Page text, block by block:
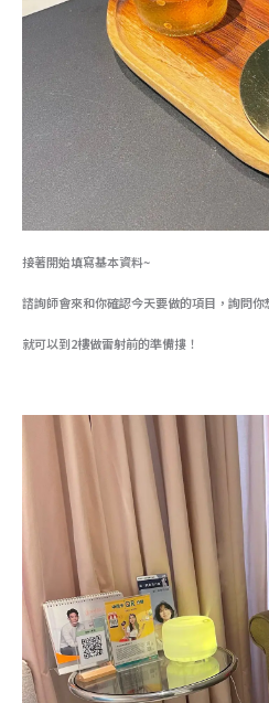
接著開始填寫基本資料~
諮詢師會來和你確認今天要做的項目，詢問
就可以到2樓做雷射前的準備摟！